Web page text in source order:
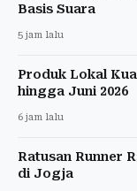
Basis Suara
5 jam lalu
Produk Lokal
hingga Juni 2026
6 jam lalu
Ratusan Runner
di Jogja